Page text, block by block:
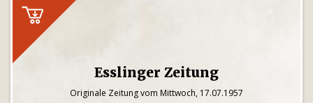
Esslinger Zeitung
Originale Zeitung vom Mittwoch, 17.07.1957